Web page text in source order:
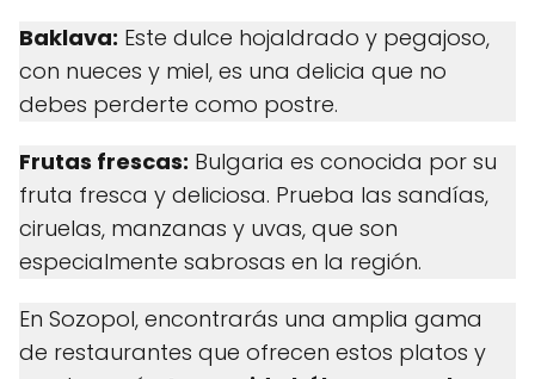
Baklava: Este dulce hojaldrado y pegajoso,
con nueces y miel, es una delicia que no
debes perderte como postre.
Frutas frescas: Bulgaria es conocida por su
fruta fresca y deliciosa. Prueba las sandías,
ciruelas, manzanas y uvas, que son
especialmente sabrosas en la región.
En Sozopol, encontrarás una amplia gama
de restaurantes que ofrecen estos platos y